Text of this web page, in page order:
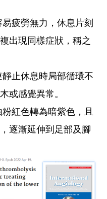
疲勞無力，休息片刻
出現同樣症狀，稱之
止休息時局部循環不
或感覺異常。
紅色轉為暗紫色，且
逐漸延伸到足部及腳